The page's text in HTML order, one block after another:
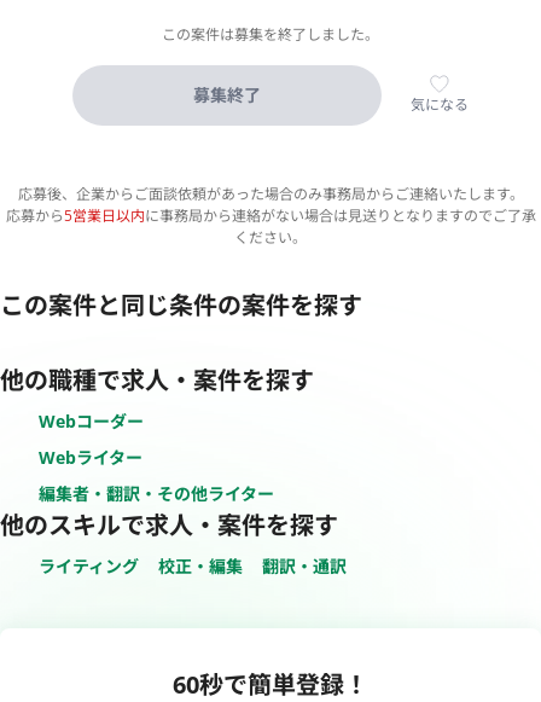
この案件は募集を終了しました。
募集終了 気になる
応募後、企業からご面談依頼があった場合のみ事務局からご連絡いたします。
応募から5営業日以内に事務局から連絡がない場合は見送りとなりますのでご了承
ください。
この案件と同じ条件の案件を探す
他の職種で求人・案件を探す
Webコーダー
Webライター
編集者・翻訳・その他ライター
他のスキルで求人・案件を探す
ライティング 校正・編集 翻訳・通訳
60秒で簡単登録！